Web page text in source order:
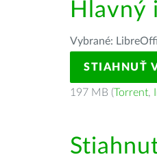
Hlavný
Vybrané:
STIAHNUŤ
197 MB (Torrent,